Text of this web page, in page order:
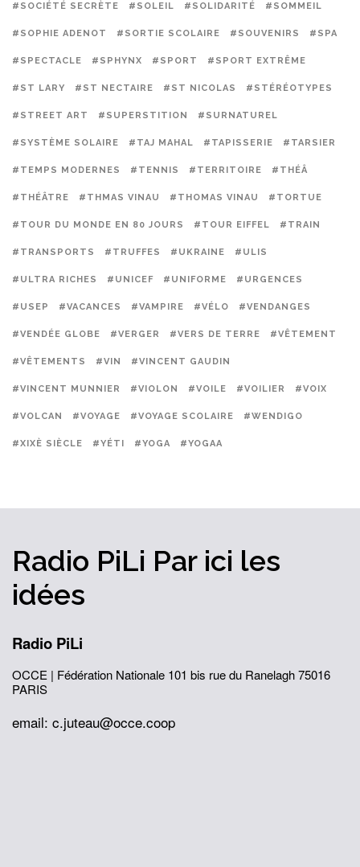
#SOCIÉTÉ SECRÈTE #SOLEIL #SOLIDARITÉ #SOMMEIL
#SOPHIE ADENOT #SORTIE SCOLAIRE #SOUVENIRS #SPA
#SPECTACLE #SPHYNX #SPORT #SPORT EXTRÊME
#ST LARY #ST NECTAIRE #ST NICOLAS #STÉRÉOTYPES
#STREET ART #SUPERSTITION #SURNATUREL
#SYSTÈME SOLAIRE #TAJ MAHAL #TAPISSERIE #TARSIER
#TEMPS MODERNES #TENNIS #TERRITOIRE #THÉÂ
#THÉÂTRE #THMAS VINAU #THOMAS VINAU #TORTUE
#TOUR DU MONDE EN 80 JOURS #TOUR EIFFEL #TRAIN
#TRANSPORTS #TRUFFES #UKRAINE #ULIS
#ULTRA RICHES #UNICEF #UNIFORME #URGENCES
#USEP #VACANCES #VAMPIRE #VÉLO #VENDANGES
#VENDÉE GLOBE #VERGER #VERS DE TERRE #VÊTEMENT
#VÊTEMENTS #VIN #VINCENT GAUDIN
#VINCENT MUNNIER #VIOLON #VOILE #VOILIER #VOIX
#VOLCAN #VOYAGE #VOYAGE SCOLAIRE #WENDIGO
#XIXÈ SIÈCLE #YÉTI #YOGA #YOGAA
Radio PiLi Par ici les
idées
Radio PiLi
OCCE | Fédération Nationale 101 bis rue du Ranelagh75016
PARIS
email: c.juteau@occe.coop